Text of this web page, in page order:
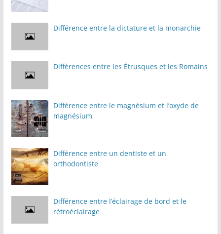
Différence entre la dictature et la monarchie
Différences entre les Étrusques et les Romains
Différence entre le magnésium et l’oxyde de
magnésium
Différence entre un dentiste et un
orthodontiste
Différence entre l’éclairage de bord et le
rétroéclairage